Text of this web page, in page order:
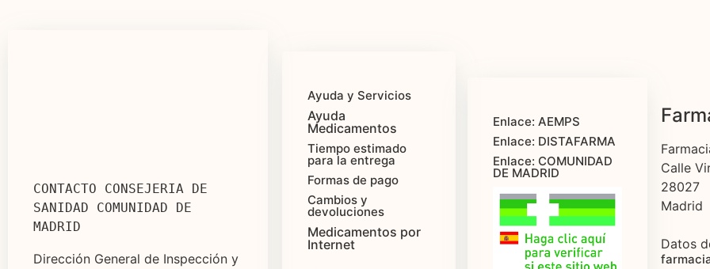
CONTACTO CONSEJERIA DE
SANIDAD COMUNIDAD DE
MADRID
Dirección General de Inspección y
Ayuda y Servicios
Ayuda
Medicamentos
Tiempo estimado
para la entrega
Formas de pago
Cambios y
devoluciones
Medicamentos por
Internet
Enlace: AEMPS
Enlace: DISTAFARMA
Enlace: COMUNIDAD
DE MADRID
Calle
28027
Madrid
Datos